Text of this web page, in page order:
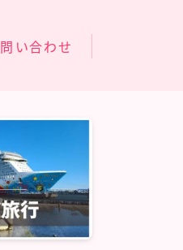
い合わせ